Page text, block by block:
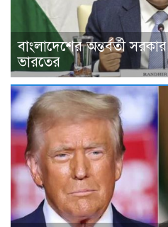
বাংলাদেশের অন্তর্বর্তী
ভারতের